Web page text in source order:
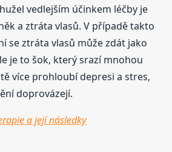
vedlejším účinkem léčby je
a ztráta vlasů. V případě takto
se ztráta vlasů může zdát jako
je to šok, který srazí mnohou
více prohloubí depresi a stres,
doprovázejí.
a její následky